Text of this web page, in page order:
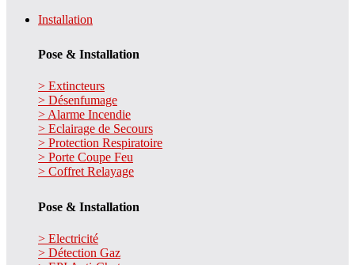
Installation
Pose & Installation
> Extincteurs
> Désenfumage
> Alarme Incendie
> Eclairage de Secours
> Protection Respiratoire
> Porte Coupe Feu
> Coffret Relayage
Pose & Installation
> Electricité
> Détection Gaz